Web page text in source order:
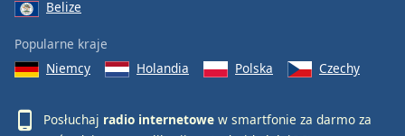
Belize
Popularne kraje
Niemcy
Holandia Polska Czechy
Posłuchaj radio internetowe w smartfonie za darmo za